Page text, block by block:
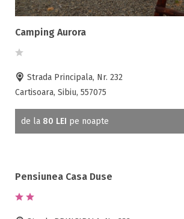
Sercaia ( 1 )
Valea Strambei ( 1 )
Facilități
Internet wireless
All inclusive
Camping Aurora
Strada Principala, Nr. 232
Cartisoara, Sibiu, 557075
de la 80 LEI pe noapte
Pensiunea Casa Duse